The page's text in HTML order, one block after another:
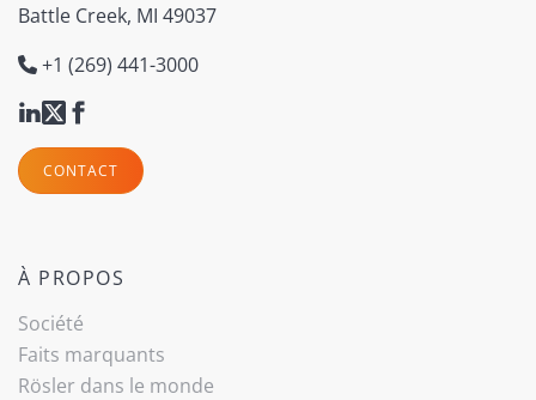
Battle Creek, MI 49037
+1 (269) 441-3000
CONTACT
À PROPOS
Société
Faits marquants
Rösler dans le monde